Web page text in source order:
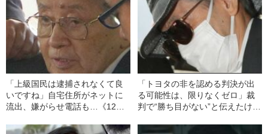
「上級国民は逮捕されなくて良
いですね」自宅住所がネットに
流出、嫌がらせ電話も…《12人
の長男が直面した「加害者家族
「トヨタの非を認める判決が出
る可能性は、限りなくゼロ」裁
判で“勝ち目がない”と伝えたけれ